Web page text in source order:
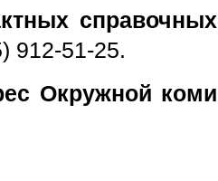
912-51-25.
Окружной